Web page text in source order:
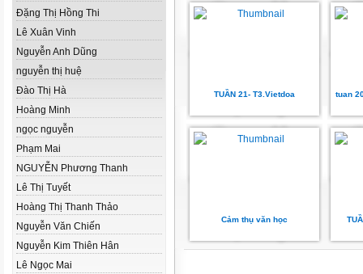
Đặng Thị Hồng Thi
Lê Xuân Vinh
Nguyễn Anh Dũng
nguyễn thị huệ
Đào Thị Hà
Hoàng Minh
ngọc nguyễn
Phạm Mai
NGUYỄN Phương Thanh
Lê Thị Tuyết
Hoàng Thị Thanh Thảo
Nguyễn Văn Chiến
Nguyễn Kim Thiên Hân
Lê Ngọc Mai
TUẦN 21- T3.Vietdoa tuan
Cảm thụ văn học